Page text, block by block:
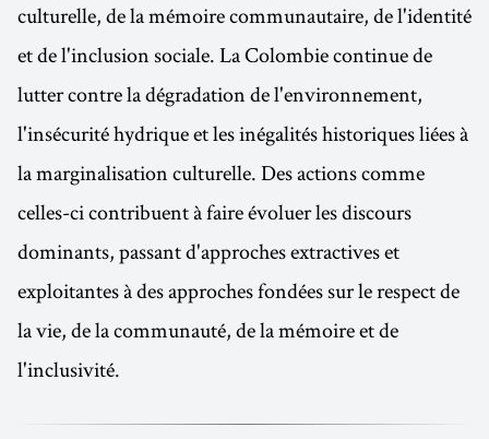
culturelle, de la mémoire communautaire, de l'identité
et de l'inclusion sociale. La Colombie continue de
lutter contre la dégradation de l'environnement,
l'insécurité hydrique et les inégalités historiques liées à
la marginalisation culturelle. Des actions comme
celles-ci contribuent à faire évoluer les discours
dominants, passant d'approches extractives et
exploitantes à des approches fondées sur le respect de
la vie, de la communauté, de la mémoire et de
l'inclusivité.